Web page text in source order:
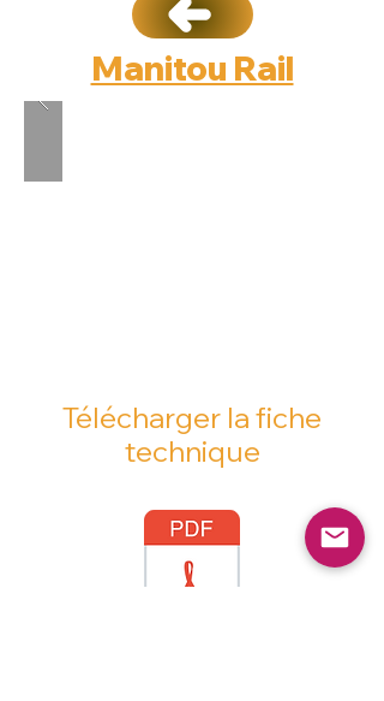
Manitou Rail
Télécharger la fiche
technique